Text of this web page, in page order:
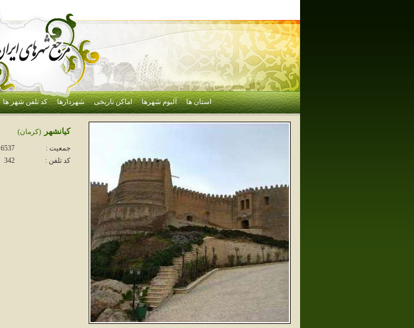
استان ها آلبوم شهرها اماکن تاریخی شهردارها کد تلفن شهر ها
كيانشهر
(كرمان)
جمعیت :
6537
کد تلفن :
342